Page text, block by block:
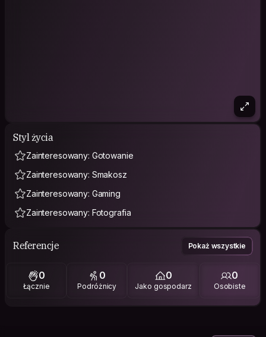
Styl życia
Zainteresowany: Gotowanie
Zainteresowany: Smakosz
Zainteresowany: Gaming
Zainteresowany: Fotografia
Referencje Pokaż wszystkie
0
Łącznie
0
Podróżnicy
0
Jako gospodarz
0
Osobiste